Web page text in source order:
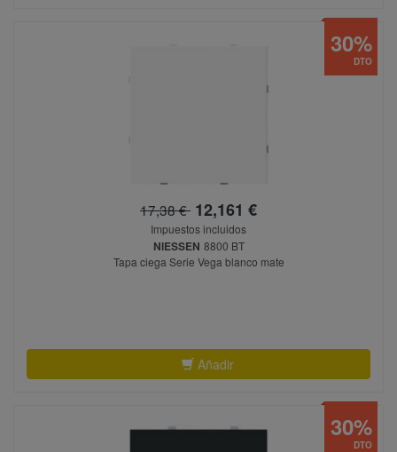
17,38 € 12,161 €
Impuestos incluidos
NIESSEN 8800 BT
Tapa ciega Serie Vega blanco mate
Añadir
DTO
30%
DTO
30%